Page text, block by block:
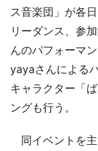
ス音楽団」が各
リーダンス、参
んのパフォーマ
yayaさんによる
キャラクター「
ングも行う。
同イベントを主